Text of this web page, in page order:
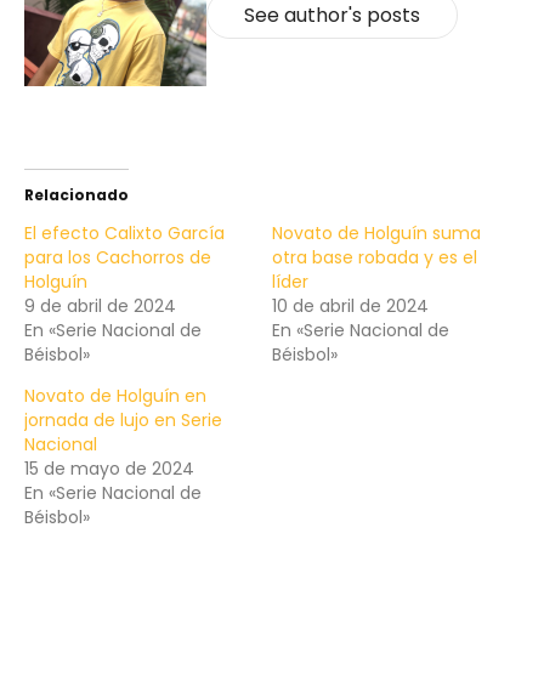
See author's posts
Relacionado
El efecto Calixto García
para los Cachorros de
Holguín
9 de abril de 2024
En «Serie Nacional de
Béisbol»
Novato de Holguín suma
otra base robada y es el
líder
10 de abril de 2024
En «Serie Nacional de
Béisbol»
Novato de Holguín en
jornada de lujo en Serie
Nacional
15 de mayo de 2024
En «Serie Nacional de
Béisbol»